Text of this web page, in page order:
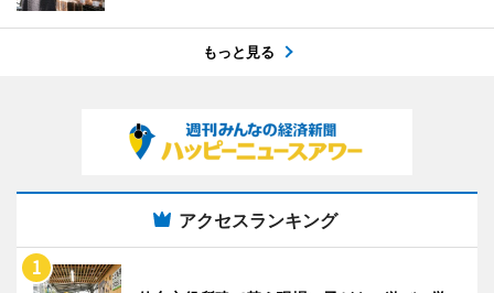
もっと見る
アクセスランキング